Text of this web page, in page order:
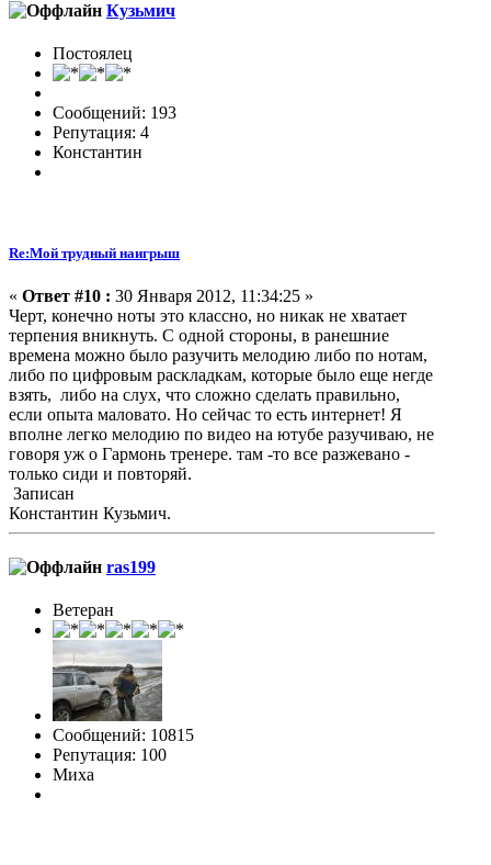
Кузьмич
Постоялец
Сообщений: 193
Репутация: 4
Константин
Re:Мой трудный наигрыш
« Ответ #10 : 30 Января 2012, 11:34:25 »
Черт, конечно ноты это классно, но никак не хватает
терпения вникнуть. С одной стороны, в ранешние
времена можно было разучить мелодию либо по нотам,
либо по цифровым раскладкам, которые было еще негде
взять, либо на слух, что сложно сделать правильно,
если опыта маловато. Но сейчас то есть интернет! Я
вполне легко мелодию по видео на ютубе разучиваю, не
говоря уж о Гармонь тренере. там -то все разжевано -
только сиди и повторяй.
Записан
Константин Кузьмич.
ras199
Ветеран
Сообщений: 10815
Репутация: 100
Миха